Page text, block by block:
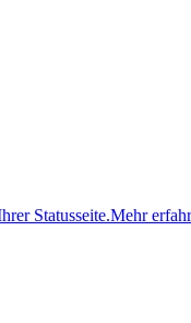
Statusseite.Mehr